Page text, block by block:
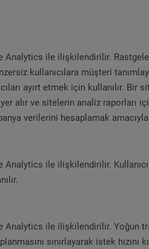
Analytics ile ilişkilendirilir.
kullanıcılara müşteri
ayırt etmek için kullanılır. Bir
alır ve sitelerin analiz raporları
verilerini hesaplamak amacıyla
Analytics ile ilişkilendirilir.
Analytics ile ilişkilendirilir. Yoğun
sınırlayarak istek hızını